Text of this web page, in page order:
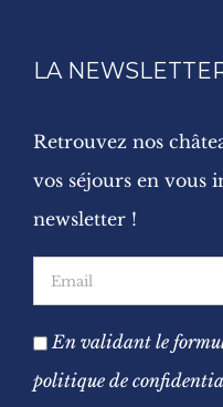
LA
Retrouvez nos
vos séjours en vous
newsletter !
En validant le
politique de